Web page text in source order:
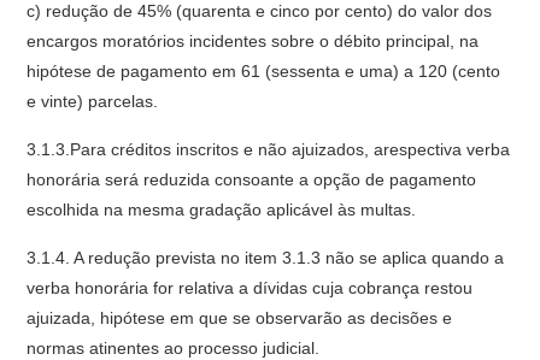
c) redução de 45% (quarenta e cinco por cento) do valor dos
encargos moratórios incidentes sobre o débito principal, na
hipótese de pagamento em 61 (sessenta e uma) a 120 (cento
e vinte) parcelas.
3.1.3.Para créditos inscritos e não ajuizados, arespectiva verba
honorária será reduzida consoante a opção de pagamento
escolhida na mesma gradação aplicável às multas.
3.1.4. A redução prevista no item 3.1.3 não se aplica quando a
verba honorária for relativa a dívidas cuja cobrança restou
ajuizada, hipótese em que se observarão as decisões e
normas atinentes ao processo judicial.